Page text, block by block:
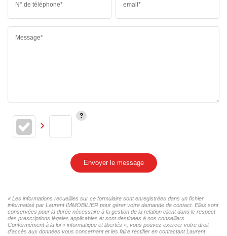
N° de téléphone* email*
Message*
Envoyer le message
« Les informations recueillies sur ce formulaire sont enregistrées dans un fichier
informatisé par Laurent IMMOBILIER pour gérer votre demande de contact. Elles sont
conservées pour la durée nécessaire à la gestion de la relation client dans le respect
des prescriptions légales applicables et sont destinées à nos conseillers
Conformément à la loi « informatique et libertés », vous pouvez exercer votre droit
d'accès aux données vous concernant et les faire rectifier en contactant Laurent